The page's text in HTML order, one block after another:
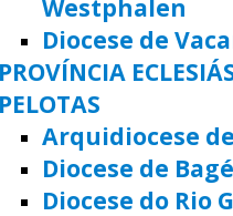
Westphalen
Diocese de
PROVÍNCIA
PELOTAS
Arquidiocese
Diocese de Bagé
Diocese do Rio